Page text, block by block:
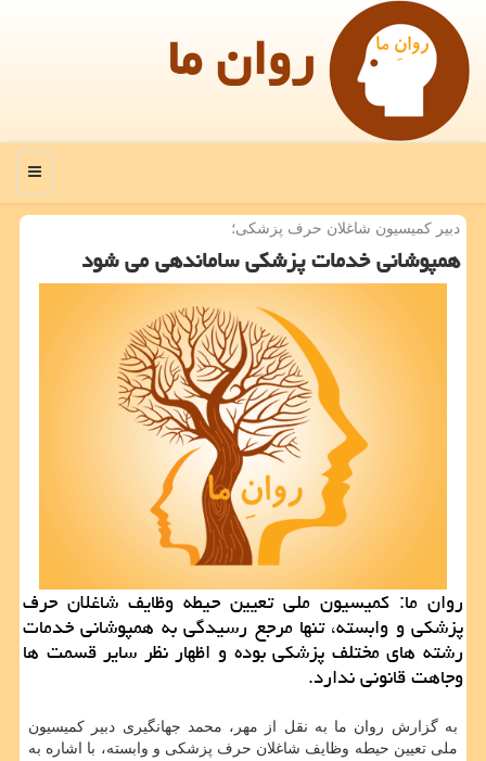
روان ما
منو
دبیر كمیسیون شاغلان حرف پزشكی؛
همپوشانی خدمات پزشكی ساماندهی می شود
روان ما: كمیسیون ملی تعیین حیطه وظایف شاغلان حرف
پزشكی و وابسته، تنها مرجع رسیدگی به همپوشانی خدمات
رشته های مختلف پزشكی بوده و اظهار نظر سایر قسمت ها
وجاهت قانونی ندارد.
به گزارش روان ما به نقل از مهر، محمد جهانگیری دبیر كمیسیون
ملی تعیین حیطه وظایف شاغلان حرف پزشكی و وابسته، با اشاره به